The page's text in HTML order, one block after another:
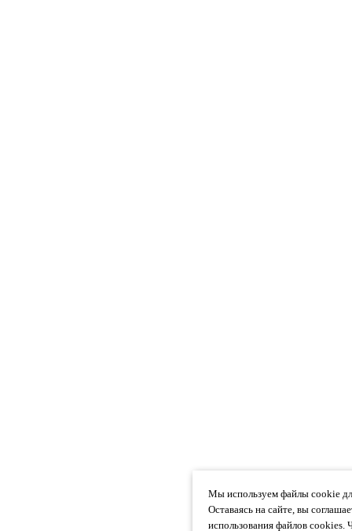
Мы используем файлы cookie
Оставаясь на сайте, вы
использования файлов cookies.